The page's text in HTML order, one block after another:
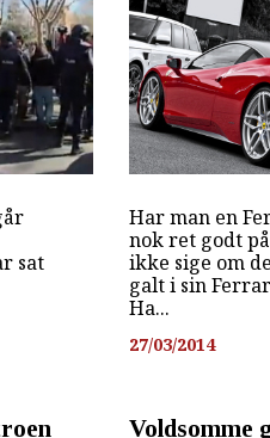
sat
Har man en
nok ret godt
ikke sige om
galt i sin
Ha...
27/03/2014
Voldsomme